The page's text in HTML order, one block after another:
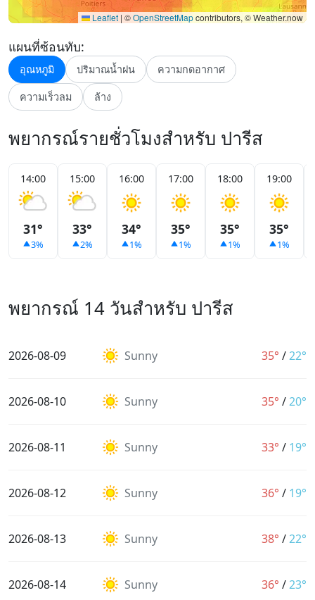
Leaflet | ©OpenStreetMapcontributors, © Weather.now
แผนที่ซ้อนทับ:
อุณหภูมิ ปริมาณน้ำฝน ความกดอากาศ
ความเร็วลม ล้าง
พยากรณ์รายชั่วโมงสำหรับ ปารีส
14:00
31°
3%
15:00
33°
2%
16:00
34°
1%
17:00
35°
1%
18:00
35°
1%
19:00
35°
1%
พยากรณ์ 14 วันสำหรับ ปารีส
2026-08-09 Sunny 35° /22°
2026-08-10 Sunny 35° /20°
2026-08-11 Sunny 33° / 19°
2026-08-12 Sunny 36° / 19°
2026-08-13 Sunny 38° /22°
2026-08-14 Sunny 36° /23°